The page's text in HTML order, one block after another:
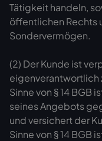
Tätigkeit handeln,
öffentlichen
Sondervermögen.
(2) Der Kunde ist
eigenverantwortlich
Sinne von § 14 BGB
seines Angebots
und versichert der
Sinne von § 14 BGB